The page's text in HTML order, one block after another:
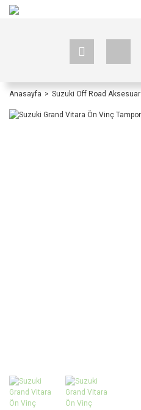
Anasayfa Suzuki Off Road Aksesuar